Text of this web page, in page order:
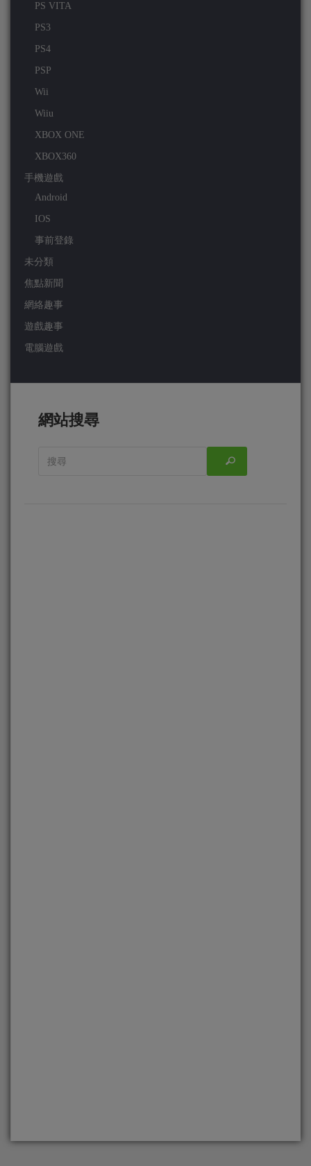
PS VITA
PS3
PS4
PSP
Wii
Wiiu
XBOX ONE
XBOX360
手機遊戲
Android
IOS
事前登錄
未分類
焦點新聞
網絡趣事
遊戲趣事
電腦遊戲
網站搜尋